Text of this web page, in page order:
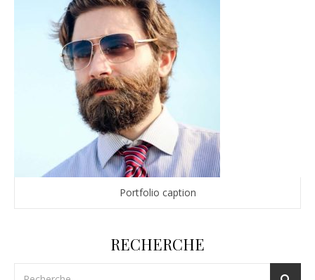
Portfolio caption
RECHERCHE